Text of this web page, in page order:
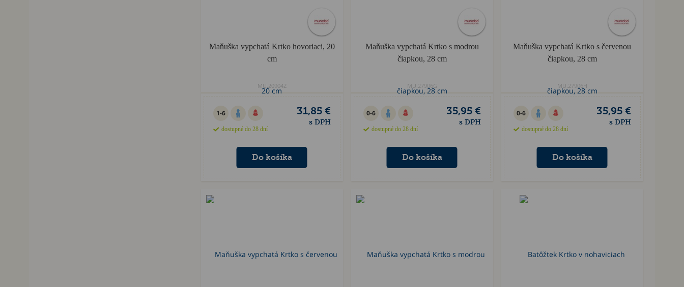
Maňuška vypchatá Krtko hovoriaci, 20
cm
MU.20904Z
1-6
dostupné do 28 dní
31,85 €
s DPH
Maňuška vypchatá Krtko s modrou
čiapkou, 28 cm
MU.27906G
0-6
dostupné do 28 dní
35,95 €
s DPH
Maňuška vypchatá Krtko s červenou
čiapkou, 28 cm
MU.27906H
0-6
dostupné do 28 dní
35,95 €
s DPH